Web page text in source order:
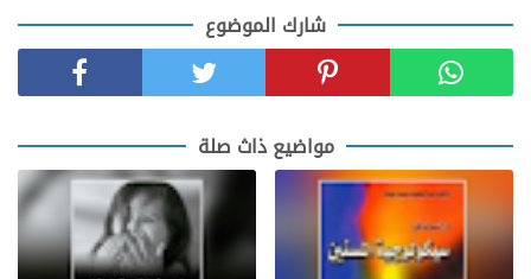
شارك الموضوع
مواضيع ذاث صلة